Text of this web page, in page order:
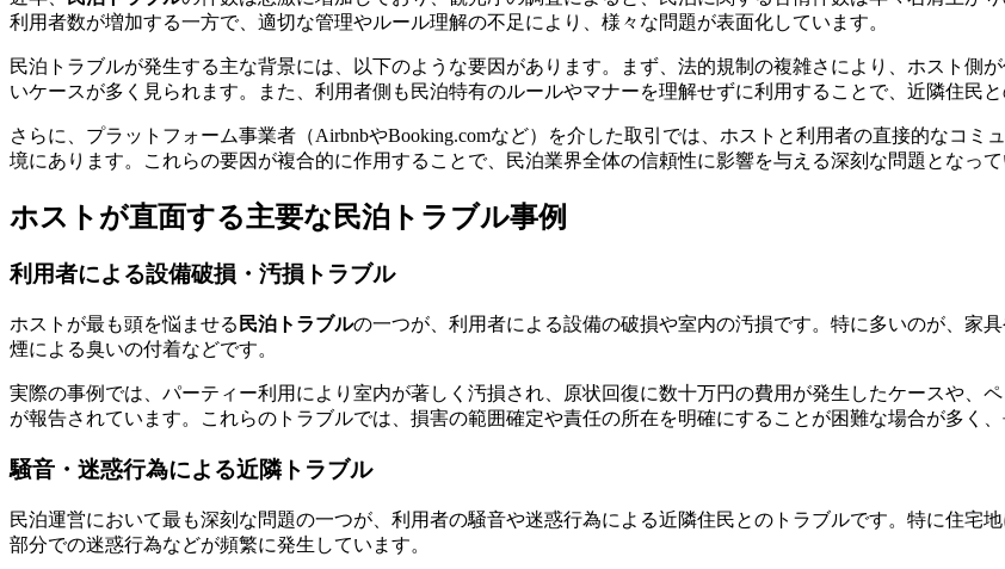
利用者数が増加する一方で、適切な管理やルール理解の不足により、様々な問題が表面化しています。
民泊トラブルが発生する主な背景には、以下のような要因があります。まず、法的規制の複雑さにより、ホスト側
いケースが多く見られます。また、利用者側も民泊特有のルールやマナーを理解せずに利用することで、近隣住民
さらに、プラットフォーム事業者（AirbnbやBooking.comなど）を介した取引では、ホストと利用者の直接的なコ
境にあります。これらの要因が複合的に作用することで、民泊業界全体の信頼性に影響を与える深刻な問題となって
ホストが直面する主要な民泊トラブル事例
利用者による設備破損・汚損トラブル
ホストが最も頭を悩ませる 民泊トラブルの一つが、利用者による設備の破損や室内の汚損です。特に多いのが、家
煙による臭いの付着などです。
実際の事例では、パーティー利用により室内が著しく汚損され、原状回復に数十万円の費用が発生したケースや、
が報告されています。これらのトラブルでは、損害の範囲確定や責任の所在を明確にすることが困難な場合が多く
騒音・迷惑行為による近隣トラブル
民泊運営において最も深刻な問題の一つが、利用者の騒音や迷惑行為による近隣住民とのトラブルです。特に住宅
部分での迷惑行為などが頻繁に発生しています。